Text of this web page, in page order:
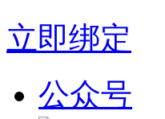
立即绑定
公众号